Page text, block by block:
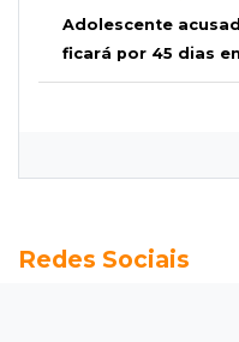
Adolescente
ficará por 45 dias
projeto de
13:40
Indústria
Redes Sociais